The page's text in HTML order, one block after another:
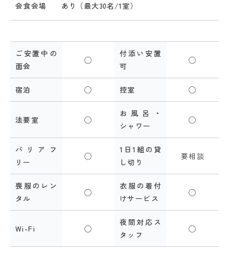
会食会場 あり（最大30名/1室）
ご安置中の
面会
◯
付添い安置
可
◯
宿泊 ◯ 控室 ◯
法要室 ◯
お風呂・
シャワー
◯
バリアフ
リー
◯
1日1組の貸
し切り
要相談
喪服のレン
タル
◯
衣服の着付
けサービス
◯
Wi-Fi ◯
夜間対応ス
タッフ
◯